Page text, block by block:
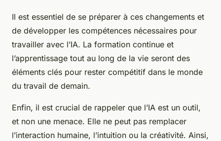
Il est essentiel de se préparer à ces changements et
de développer les compétences nécessaires pour
travailler avec l’IA. La formation continue et
l’apprentissage tout au long de la vie seront des
éléments clés pour rester compétitif dans le monde
du travail de demain.
Enfin, il est crucial de rappeler que l’IA est un outil,
et non une menace. Elle ne peut pas remplacer
l’interaction humaine, l’intuition ou la créativité. Ainsi,